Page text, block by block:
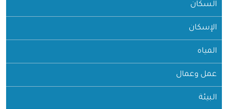
السكان
الإسكان
المياه
عمل وعمال
البيئة